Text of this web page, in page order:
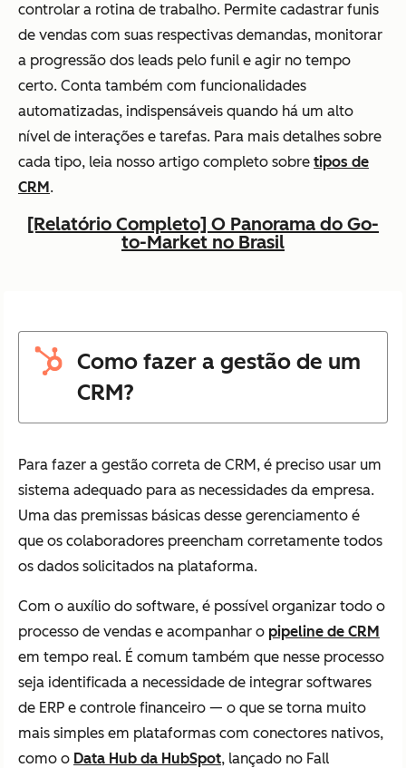
controlar a rotina de trabalho. Permite cadastrar funis
de vendas com suas respectivas demandas, monitorar
a progressão dos leads pelo funil e agir no tempo
certo. Conta também com funcionalidades
automatizadas, indispensáveis quando há um alto
nível de interações e tarefas. Para mais detalhes sobre
cada tipo, leia nosso artigo completo sobre tipos de
CRM.
[Relatório Completo] O Panorama do Go-
to-Market no Brasil
Como fazer a gestão de um
CRM?
Para fazer a gestão correta de CRM, é preciso usar um
sistema adequado para as necessidades da empresa.
Uma das premissas básicas desse gerenciamento é
que os colaboradores preencham corretamente todos
os dados solicitados na plataforma.
Com o auxílio do software, é possível organizar todo o
processo de vendas e acompanhar o pipeline de CRM
em tempo real. É comum também que nesse processo
seja identificada a necessidade de integrar softwares
de ERP e controle financeiro — o que se torna muito
mais simples em plataformas com conectores nativos,
como o Data Hub da HubSpot, lançado no Fall